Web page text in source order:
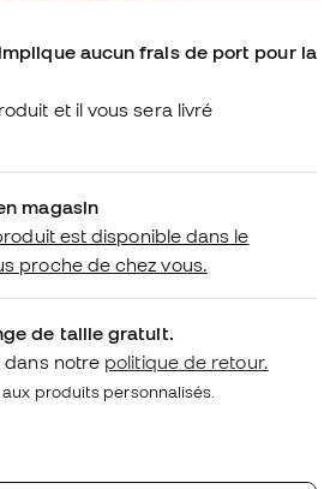
aucun frais de port pour la
et il vous sera livré
magasin
est disponible dans le
proche de chez vous.
de taille gratuit.
dans notre politique de retour.
produits personnalisés.